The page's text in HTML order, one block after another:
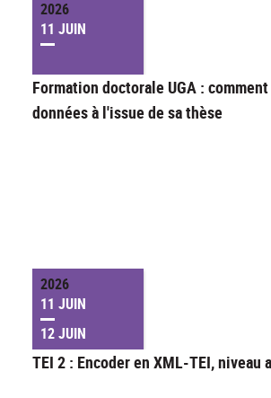
2026
11 JUIN
Formation doctorale UGA :
données à l'issue de sa thèse
2026
11 JUIN
12 JUIN
TEI 2 : Encoder en XML-TEI, niveau